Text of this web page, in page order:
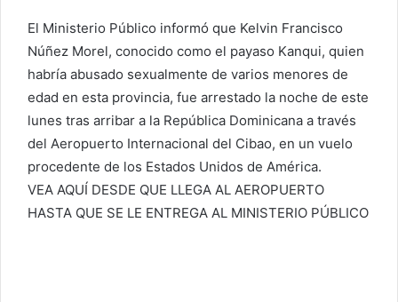
El Ministerio Público informó que Kelvin Francisco
Núñez Morel, conocido como el payaso Kanqui, quien
habría abusado sexualmente de varios menores de
edad en esta provincia, fue arrestado la noche de este
lunes tras arribar a la República Dominicana a través
del Aeropuerto Internacional del Cibao, en un vuelo
procedente de los Estados Unidos de América.
VEA AQUÍ DESDE QUE LLEGA AL AEROPUERTO
HASTA QUE SE LE ENTREGA AL MINISTERIO PÚBLICO